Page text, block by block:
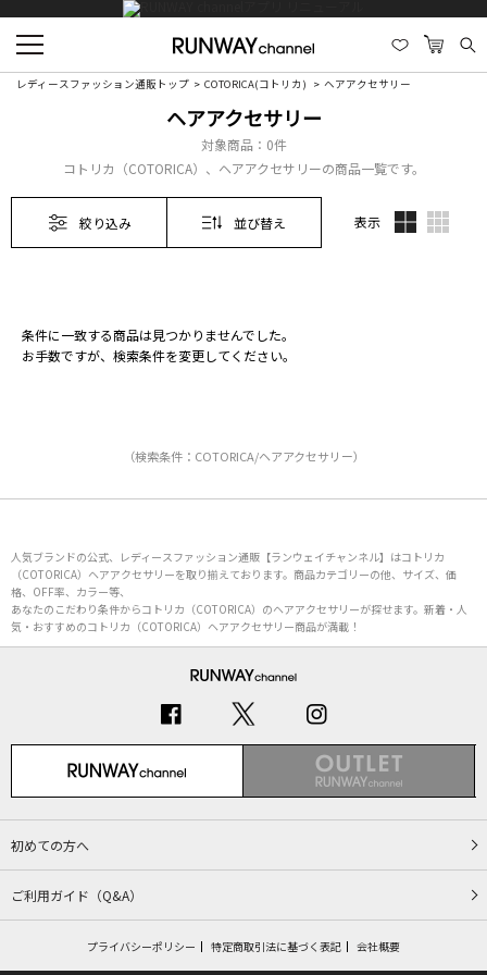
レディースファッション通販トップ COTORICA(コトリカ) ヘアアクセサリー
ヘアアクセサリー
対象商品： 0件
コトリカ（COTORICA）、ヘアアクセサリーの商品一覧です。
絞り込み 並び替え 表示
条件に一致する商品は見つかりませんでした。
お手数ですが、検索条件を変更してください。
（検索条件：COTORICA/ヘアアクセサリー）
人気ブランドの公式、レディースファッション通販【ランウェイチャンネル】はコトリカ
（COTORICA）ヘアアクセサリーを取り揃えております。商品カテゴリーの他、サイズ、価
格、OFF率、カラー等、
あなたのこだわり条件からコトリカ（COTORICA）のヘアアクセサリーが探せます。新着・人
気・おすすめのコトリカ（COTORICA）ヘアアクセサリー商品が満載！
初めての方へ
ご利用ガイド（Q&A）
プライバシーポリシー 特定商取引法に基づく表記 会社概要